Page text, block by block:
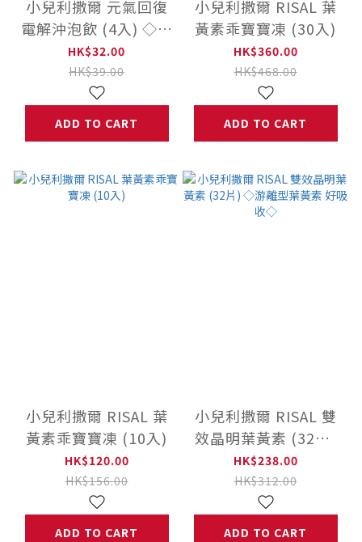
小兒利撒爾 元氣回復
電解沖泡飲 (4入) ◇💧
多元補給複合配方迅速
補充水份及電解質◇
HK$32.00
HK$39.00
ADD TO CART
小兒利撒爾 RISAL 葉
黃素乖寶寶凍 (30入)
HK$360.00
HK$468.00
ADD TO CART
小兒利撒爾 RISAL 葉
黃素乖寶寶凍 (10入)
HK$120.00
HK$156.00
ADD TO CART
小兒利撒爾 RISAL 雙
效晶明葉黃素 (32片)
◇游離型葉黃素 好吸
收◇
HK$238.00
HK$312.00
ADD TO CART